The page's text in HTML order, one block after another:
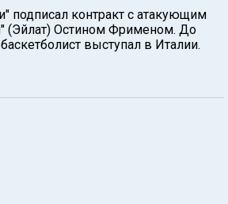
подписал контракт с атакующим
(Эйлат) Остином Фрименом. До
выступал в Италии.